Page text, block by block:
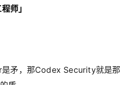
师」
矛，那Codex Security就是那